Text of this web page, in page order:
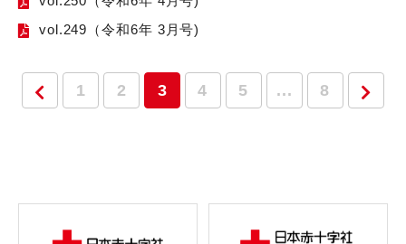
vol.249（令和6年 3月号)
1 2 3 4 5 ... 8